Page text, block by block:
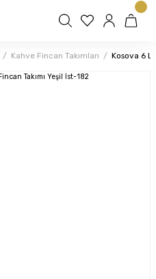
Kahve Fincan Takımları Kosova 6